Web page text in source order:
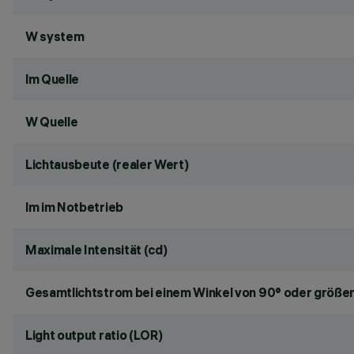
W system
lm Quelle
W Quelle
Lichtausbeute (realer Wert)
lm im Notbetrieb
Maximale Intensität (cd)
Gesamtlichtstrom bei einem Winkel von 90° oder
Light output ratio (LOR)